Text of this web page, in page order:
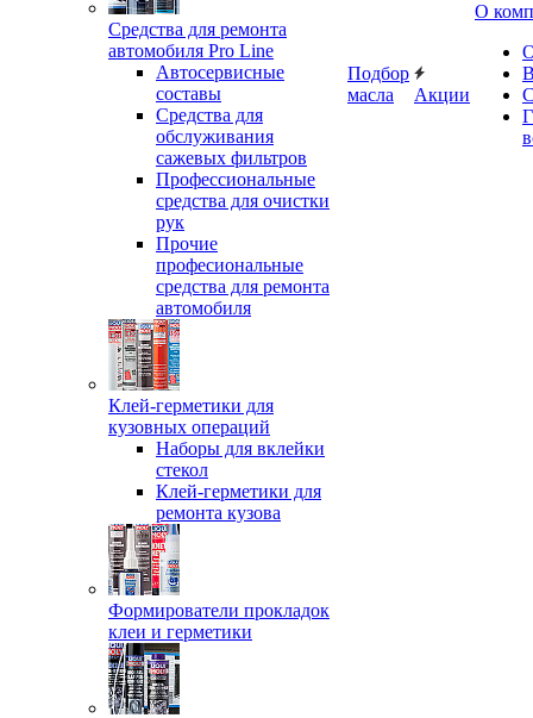
Средства для ремонта
автомобиля Pro Line
Автосервисные
составы
Средства для
обслуживания
сажевых фильтров
Профессиональные
средства для очистки
рук
Прочие
професиональные
средства для ремонта
автомобиля
Клей-герметики для
кузовных операций
Наборы для вклейки
стекол
Клей-герметики для
ремонта кузова
Формирователи прокладок
клеи и герметики
Подбор
масла
Акции
О